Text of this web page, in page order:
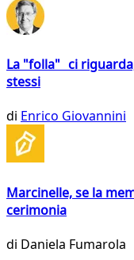
La "folla" ci
stessi
di Enrico Giovannini
Marcinelle, se la
cerimonia
di Daniela Fumarola